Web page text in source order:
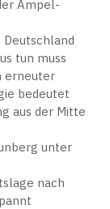
Ampel-
Deutschland
tun muss
erneuter
bedeutet
aus der Mitte
unter
nach